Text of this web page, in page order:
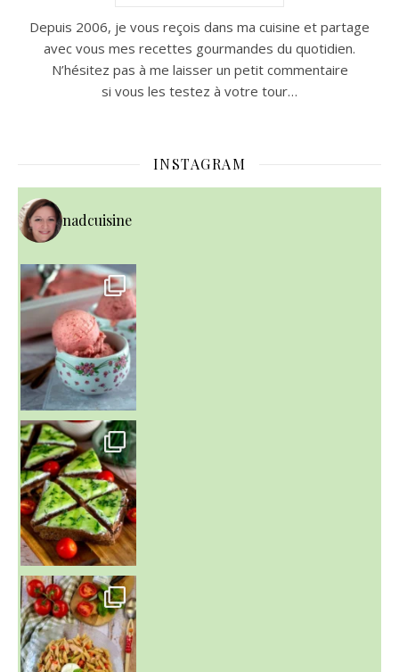
Depuis 2006, je vous reçois dans ma cuisine et partage
avec vous mes recettes gourmandes du quotidien.
N’hésitez pas à me laisser un petit commentaire
si vous les testez à votre tour…
INSTAGRAM
nadcuisine
~ NICE CREAM À LA FRAISE ~
Presque un mois que
~ SALADE DE PÂTES AUX DEUX TOMATES THON ET BURRA